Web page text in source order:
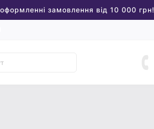
замовлення від 10 000 грн!